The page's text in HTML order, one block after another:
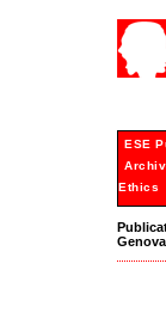
ESE
Ethics
Genova